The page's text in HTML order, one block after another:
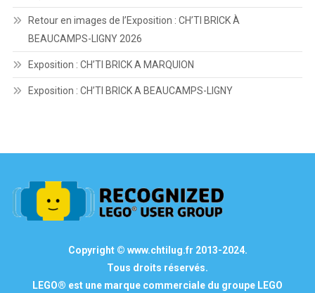
Retour en images de l’Exposition : CH’TI BRICK À
BEAUCAMPS-LIGNY 2026
Exposition : CH’TI BRICK A MARQUION
Exposition : CH’TI BRICK A BEAUCAMPS-LIGNY
Copyright © www.chtilug.fr 2013-2024.
Tous droits réservés.
LEGO® est une marque commerciale du groupe LEGO